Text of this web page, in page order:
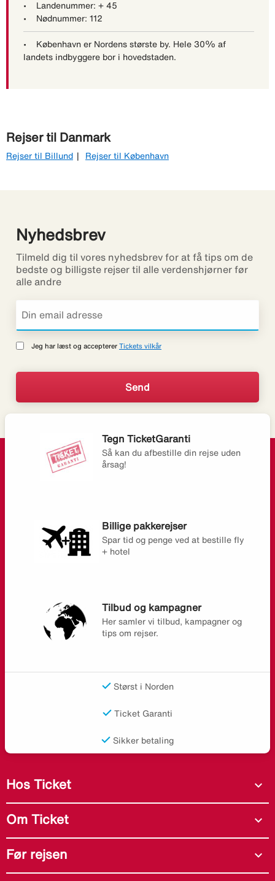
• Landenummer: + 45
• Nødnummer: 112
• København er Nordens største by. Hele 30% af
landets indbyggere bor i hovedstaden.
Rejser til Danmark
Rejser til Billund Rejser til København
Nyhedsbrev
Tilmeld dig til vores nyhedsbrev for at få tips om de
bedste og billigste rejser til alle verdenshjørner før
alle andre
Jeg har læst og accepterer Tickets vilkår
Tegn TicketGaranti
Så kan du afbestille din rejse uden
årsag!
Billige pakkerejser
Spar tid og penge ved at bestille fly
+ hotel
Tilbud og kampagner
Her samler vi tilbud, kampagner og
tips om rejser.
Størst i Norden
Ticket Garanti
Sikker betaling
Hos Ticket expand_more
Om Ticket expand_more
Før rejsen expand_more